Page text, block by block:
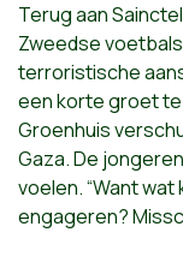
Terug aan
Zweedse
terroristische
een korte groet
Groenhuis
Gaza. De
voelen. “Want
engageren?